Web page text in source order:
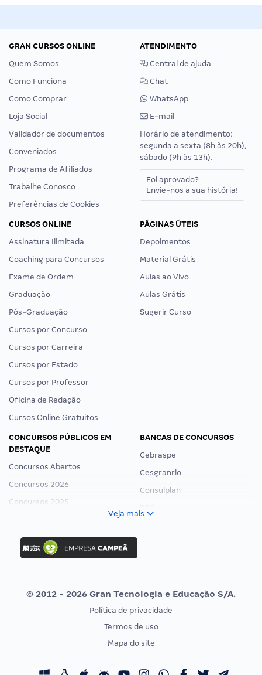
GRAN CURSOS ONLINE
Quem Somos
Como Funciona
Como Comprar
Loja Social
Validador de documentos
Conveniados
Programa de Afiliados
Trabalhe Conosco
Preferências de Cookies
ATENDIMENTO
Central de ajuda
Chat
WhatsApp
E-mail
Horário de atendimento:
segunda a sexta (8h às 20h),
sábado (9h às 13h).
Foi aprovado?
Envie-nos a sua história!
CURSOS ONLINE
Assinatura Ilimitada
Coaching para Concursos
Exame de Ordem
Graduação
Pós-Graduação
Cursos por Concurso
Cursos por Carreira
Cursos por Estado
Cursos por Professor
Oficina de Redação
Cursos Online Gratuitos
PÁGINAS ÚTEIS
Depoimentos
Material Grátis
Aulas ao Vivo
Aulas Grátis
Sugerir Curso
CONCURSOS PÚBLICOS EM
DESTAQUE
Concursos Abertos
Concursos 2026
Concursos 2025
Concurso Ibama
Concurso MPU
Editais publicados
BANCAS DE CONCURSOS
Cebraspe
Cesgranrio
Consulplan
Vunesp
CONCURSOS POR PROFISSÃO
Concursos Fiscais
EXAME DE ORDEM
Calendário OAB
Veja mais
© 2012 - 2026 Gran Tecnologia e Educação S/A.
Política de privacidade
Termos de uso
Mapa do site